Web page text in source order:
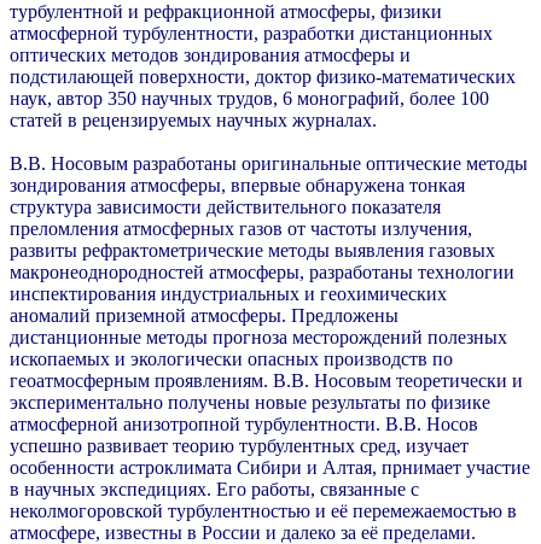
турбулентной и рефракционной атмосферы, физики
атмосферной турбулентности, разработки дистанционных
оптических методов зондирования атмосферы и
подстилающей поверхности, доктор физико-математических
наук, автор 350 научных трудов, 6 монографий, более 100
статей в рецензируемых научных журналах.
В.В. Носовым разработаны оригинальные оптические методы
зондирования атмосферы, впервые обнаружена тонкая
структура зависимости действительного показателя
преломления атмосферных газов от частоты излучения,
развиты рефрактометрические методы выявления газовых
макронеоднородностей атмосферы, разработаны технологии
инспектирования индустриальных и геохимических
аномалий приземной атмосферы. Предложены
дистанционные методы прогноза месторождений полезных
ископаемых и экологически опасных производств по
геоатмосферным проявлениям. В.В. Носовым теоретически и
экспериментально получены новые результаты по физике
атмосферной анизотропной турбулентности. В.В. Носов
успешно развивает теорию турбулентных сред, изучает
особенности астроклимата Сибири и Алтая, прнимает участие
в научных экспедициях. Его работы, связанные с
неколмогоровской турбулентностью и её перемежаемостью в
атмосфере, известны в России и далеко за её пределами.